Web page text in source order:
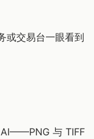
或交易台一眼看到
与 TIFF